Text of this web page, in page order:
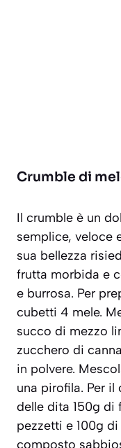
Crumble di
Il crumble è un
semplice, veloce
sua bellezza
frutta morbida e
e burrosa. Per
cubetti 4 mele.
succo di mezzo
zucchero di
in polvere.
una pirofila. Per il
delle dita 150g di
pezzetti e 100g
composto